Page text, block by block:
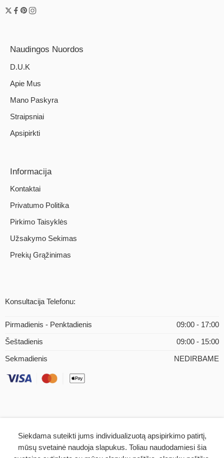
Naudingos Nuordos
D.U.K
Apie Mus
Mano Paskyra
Straipsniai
Apsipirkti
Informacija
Kontaktai
Privatumo Politika
Pirkimo Taisyklės
Užsakymo Sekimas
Prekių Grąžinimas
Konsultacija Telefonu:
Pirmadienis - Penktadienis 09:00 - 17:00
Šeštadienis 09:00 - 15:00
Sekmadienis NEDIRBAME
© 2026 – iMEDICAL.LT | Visos teisės saugomos
Siekdama suteikti jums individualizuotą apsipirkimo patirtį,
mūsų svetainė naudoja slapukus. Toliau naudodamiesi šia